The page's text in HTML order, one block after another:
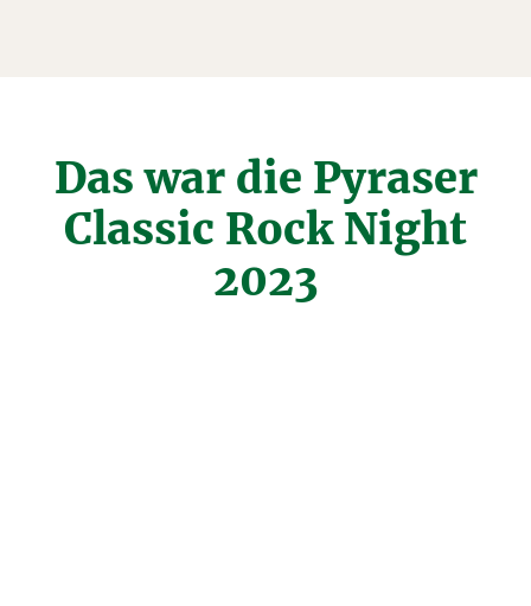
Das war die Pyraser
Classic Rock Night
2023